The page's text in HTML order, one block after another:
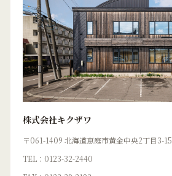
株式会社キクザワ
〒061-1409 北海道恵庭市黄金中央2丁目3-15
TEL：0123-32-2440